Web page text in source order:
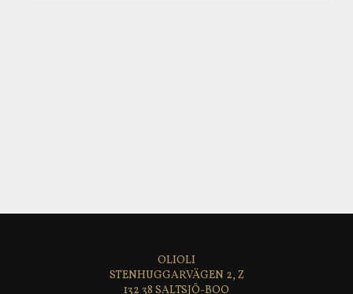
OLIOLI
STENHUGGARVÄGEN 2, Z
132 38 SALTSJÖ-BOO